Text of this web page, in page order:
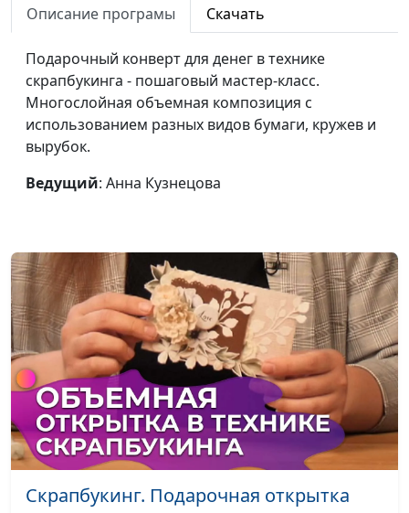
того, чтобы
песню?
Игра на гитаре.
на гитаре.
Научись игре на
гитаре с нуля за 7
Андрей Карганов
Как играть по
табулатуре
Игра на гитаре.
Как играть
перебором на
гитаре?
Андрей Карганов #4
Игра на гитаре.
Виды боя на
гитаре для
начинающих
Андрей Карганов #3
Описание програмы Скачать
Подарочный конверт для денег в технике
скрапбукинга - пошаговый мастер-класс.
Многослойная объемная композиция с
использованием разных видов бумаги, кружев и
вырубок.
Ведущий: Анна Кузнецова
Скрапбукинг. Подарочная открытка